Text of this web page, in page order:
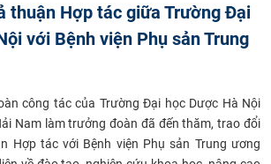
LƯỢNG
thuận Hợp tác giữa Trường Đại
với Bệnh viện Phụ sản Trung
công tác của Trường Đại học Dược Hà Nội
Nam làm trưởng đoàn đã đến thăm, trao đổi
Hợp tác với Bệnh viện Phụ sản Trung ương